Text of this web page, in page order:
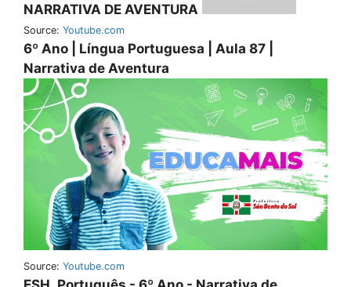
NARRATIVA DE AVENTURA
Source: Youtube.com
6º Ano | Língua Portuguesa | Aula 87 |
Narrativa de Aventura
Source: Youtube.com